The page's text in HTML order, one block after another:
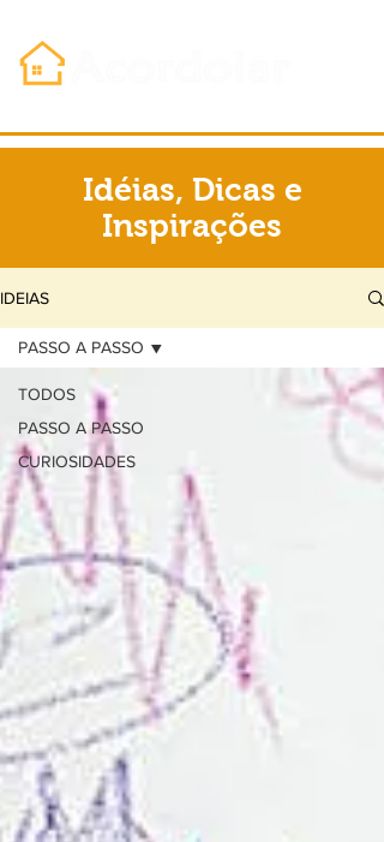
Idéias, Dicas e
Inspirações
IDEIAS
TODOS
PASSO A PASSO
CURIOSIDADES
PASSO A PASSO